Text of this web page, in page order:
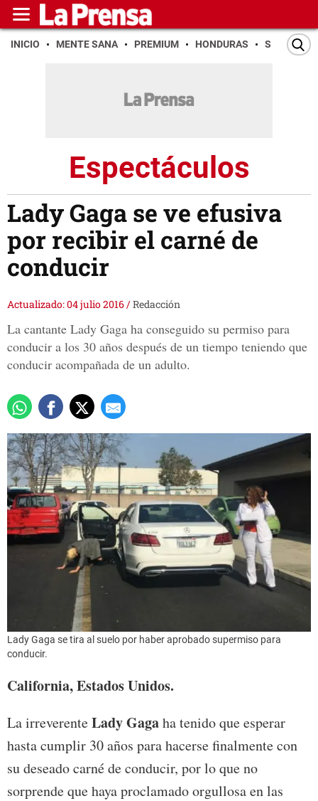
INICIO MENTE SANA PREMIUM HONDURAS SAN PEDRO
Espectáculos
Lady Gaga se ve efusiva
por recibir el carné de
conducir
Actualizado: 04 julio 2016/Redacción
La cantante Lady Gaga ha conseguido su permiso para
conducir a los 30 años después de un tiempo teniendo que
conducir acompañada de un adulto.
Lady Gaga se tira al suelo por haber aprobado supermiso para
conducir.
California, Estados Unidos.
La irreverenteLady Gagaha tenido que esperar
hasta cumplir 30 años para hacerse finalmente con
su deseado carné de conducir, por lo que no
sorprende que haya proclamado orgullosa en las